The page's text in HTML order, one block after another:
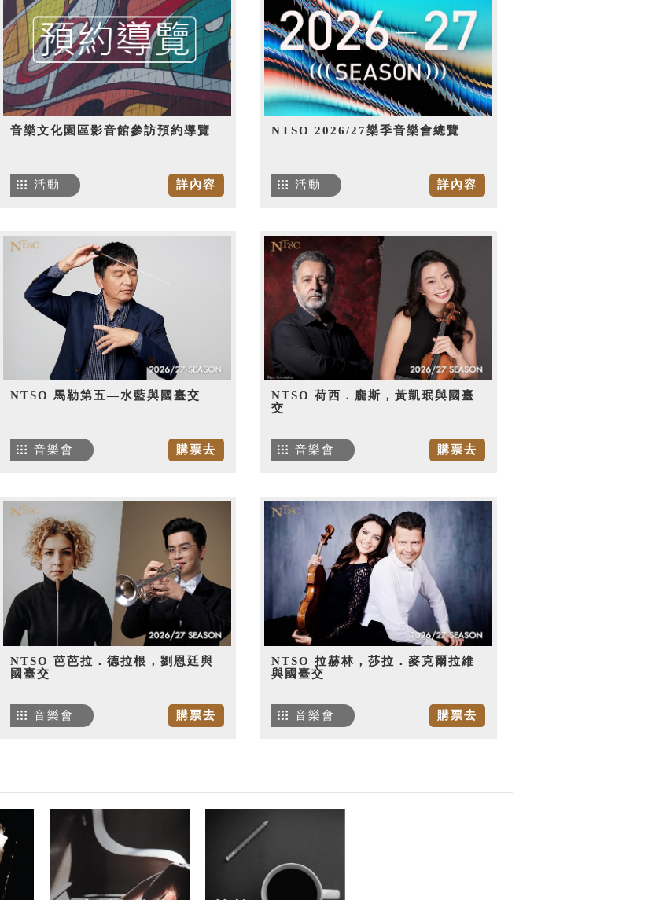
音樂文化園區影音館參訪預約導覽
詳內容
活動
NTSO 2026/27樂季音樂會總覽
詳內容
活動
NTSO 馬勒第五—水藍與國臺交
購票去
音樂會
NTSO 荷西．龐斯，黃凱珉與國臺
交
購票去
音樂會
NTSO 芭芭拉．德拉根，劉恩廷與
國臺交
購票去
音樂會
NTSO 拉赫林，莎拉．麥克爾拉維
與國臺交
購票去
音樂會